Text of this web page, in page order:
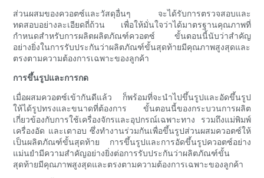
ส่วนผสมของควอตซ์และวัสดุอื่นๆ จะได้รับการตรวจสอบและ
ทดสอบอย่างละเอียดถี่ถ้วน เพื่อให้มั่นใจว่าได้มาตรฐานคุณภาพที่
กำหนดสำหรับการผลิตผลิตภัณฑ์ควอตซ์ ขั้นตอนนี้นับว่าสำคัญ
อย่างยิ่งในการรับประกันว่าผลิตภัณฑ์ขั้นสุดท้ายมีคุณภาพสูงสุดและ
ตรงตามความต้องการเฉพาะของลูกค้า
การขึ้นรูปและการกด
เมื่อผสมควอตซ์เข้ากันดีแล้ว ก็พร้อมที่จะนำไปขึ้นรูปและอัดขึ้นรูป
ให้ได้รูปทรงและขนาดที่ต้องการ ขั้นตอนนี้ของกระบวนการผลิต
เกี่ยวข้องกับการใช้เครื่องจักรและอุปกรณ์เฉพาะทาง รวมถึงแม่พิมพ์
เครื่องอัด และเตาอบ ซึ่งทำงานร่วมกันเพื่อขึ้นรูปส่วนผสมควอตซ์ให้
เป็นผลิตภัณฑ์ขั้นสุดท้าย การขึ้นรูปและการอัดขึ้นรูปควอตซ์อย่าง
แม่นยำมีความสำคัญอย่างยิ่งต่อการรับประกันว่าผลิตภัณฑ์ขั้น
สุดท้ายมีคุณภาพสูงสุดและตรงตามความต้องการเฉพาะของลูกค้า